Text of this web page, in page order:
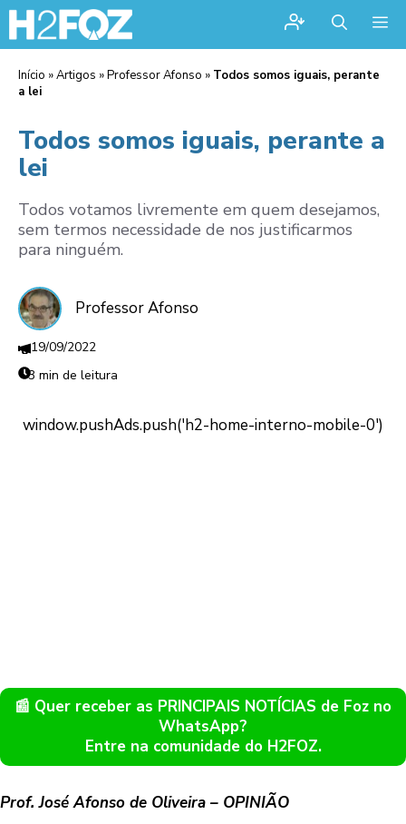
Início »Artigos »Professor Afonso » Todos somos iguais, perante
a lei
Todos somos iguais, perante a
lei
Todos votamos livremente em quem desejamos,
sem termos necessidade de nos justificarmos
para ninguém.
Professor Afonso
19/09/2022
3 min de leitura
📰 Quer receber as PRINCIPAIS NOTÍCIAS de Foz no
WhatsApp?
Entre na comunidade do H2FOZ.
Prof. José Afonso de Oliveira – OPINIÃO